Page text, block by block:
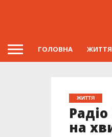
ГОЛОВНА ЖИТТЯ
ЖИТТЯ
на